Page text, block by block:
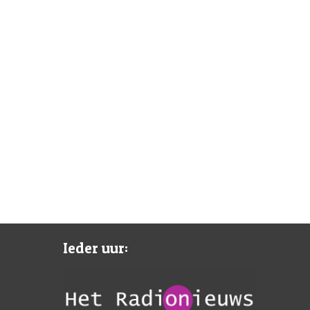
Ieder uur: